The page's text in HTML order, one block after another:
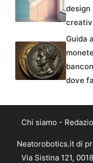
design
Guida
dove
Chi siamo -
Neatorobotics.it di
Via Sistina 121,